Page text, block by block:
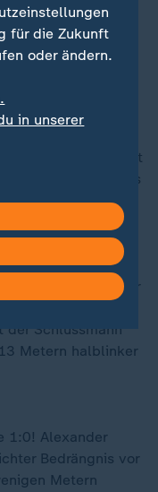
das 1:0 für die
auf den linken
in Richtung
überlegt mit
flach unten rechts
Yamal entlang
scheitert aber
Schlager.
der Schlussmann
Metern halblinker
1:0! Alexander
Bedrängnis vor
Metern
für die Zukunft
oder ändern.
in unserer